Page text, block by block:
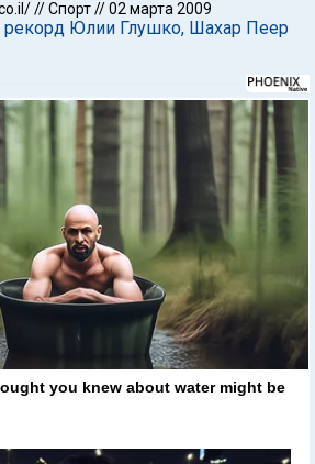
//Спорт//02 марта 2009
рекорд Юлии Глушко, Шахар Пеер
you knew about water might be